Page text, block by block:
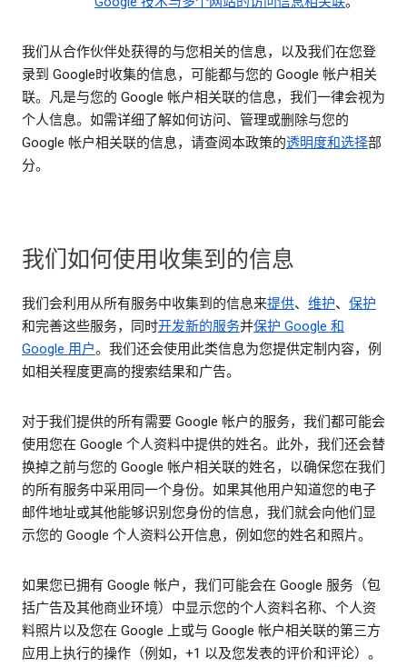
我们从合作伙伴处获得的与您相关的信息，以及我们在您登
录到 Google时收集的信息，可能都与您的 Google 帐户相关
联。凡是与您的 Google 帐户相关联的信息，我们一律会视为
个人信息。如需详细了解如何访问、管理或删除与您的
Google 帐户相关联的信息，请查阅本政策的透明度和选择部
分。
我们如何使用收集到的信息
我们会利用从所有服务中收集到的信息来提供、 维护、 保护
和完善这些服务，同时开发新的服务并保护 Google 和
Google 用户。我们还会使用此类信息为您提供定制内容，例
如相关程度更高的搜索结果和广告。
对于我们提供的所有需要 Google 帐户的服务，我们都可能会
使用您在 Google 个人资料中提供的姓名。此外，我们还会替
换掉之前与您的 Google 帐户相关联的姓名，以确保您在我们
的所有服务中采用同一个身份。如果其他用户知道您的电子
邮件地址或其他能够识别您身份的信息，我们就会向他们显
示您的 Google 个人资料公开信息，例如您的姓名和照片。
如果您已拥有 Google 帐户，我们可能会在 Google 服务（包
括广告及其他商业环境）中显示您的个人资料名称、个人资
料照片以及您在 Google 上或与 Google 帐户相关联的第三方
应用上执行的操作（例如，+1 以及您发表的评价和评论）。